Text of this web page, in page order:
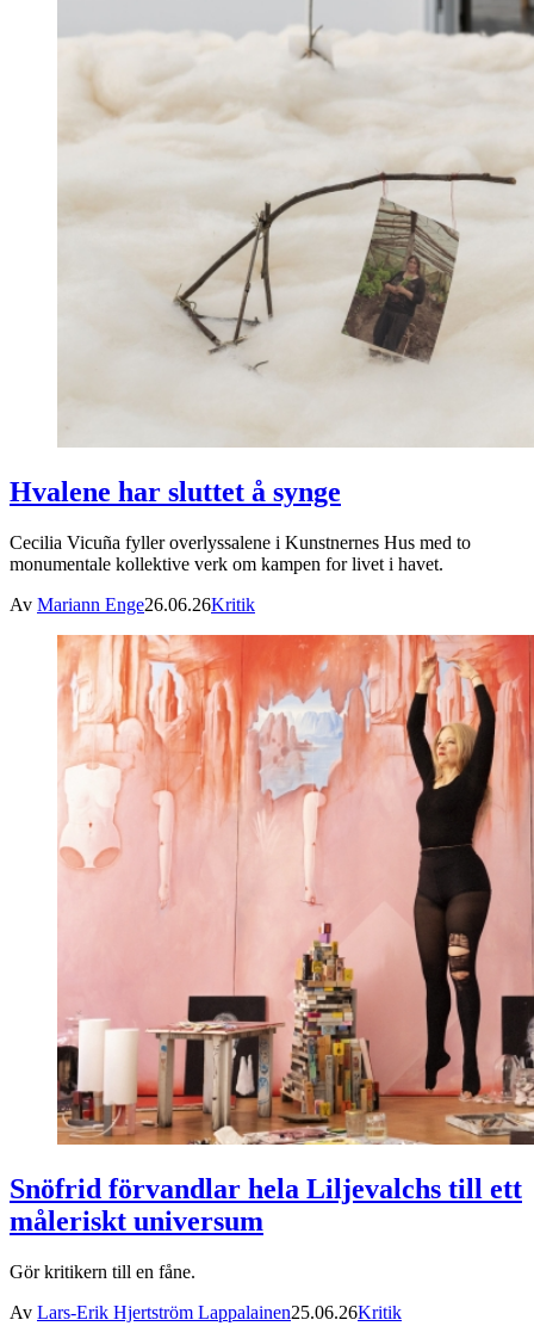
Hvalene har sluttet å synge
Cecilia Vicuña fyller overlyssalene i Kunstnernes Hus med to
monumentale kollektive verk om kampen for livet i havet.
Av Mariann Enge26.06.26Kritik
Snöfrid förvandlar hela Liljevalchs till ett
måleriskt universum
Gör kritikern till en fåne.
Av Lars-Erik Hjertström Lappalainen25.06.26Kritik